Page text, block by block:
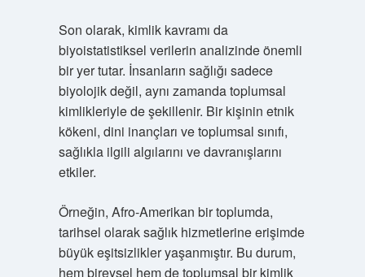
Son olarak, kimlik kavramı da
biyoistatistiksel verilerin analizinde önemli
bir yer tutar. İnsanların sağlığı sadece
biyolojik değil, aynı zamanda toplumsal
kimlikleriyle de şekillenir. Bir kişinin etnik
kökeni, dini inançları ve toplumsal sınıfı,
sağlıkla ilgili algılarını ve davranışlarını
etkiler.
Örneğin, Afro-Amerikan bir toplumda,
tarihsel olarak sağlık hizmetlerine erişimde
büyük eşitsizlikler yaşanmıştır. Bu durum,
hem bireysel hem de toplumsal bir kimlik